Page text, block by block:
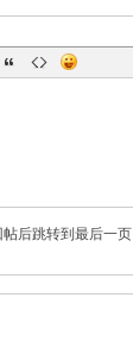
帖后跳转到最后一页